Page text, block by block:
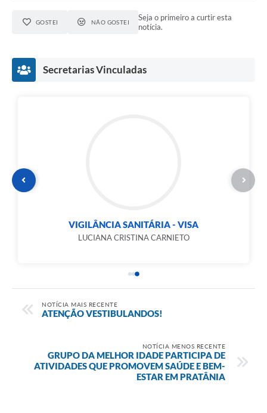
GOSTEI NÃO GOSTEI
Seja o primeiro a curtir esta
notícia.
Secretarias Vinculadas
VIGILÂNCIA SANITÁRIA - VISA
LUCIANA CRISTINA CARNIETO
NOTÍCIA MAIS RECENTE
ATENÇÃO VESTIBULANDOS!
NOTÍCIA MENOS RECENTE
GRUPO DA MELHOR IDADE PARTICIPA DE
ATIVIDADES QUE PROMOVEM SAÚDE E BEM-
ESTAR EM PRATÂNIA